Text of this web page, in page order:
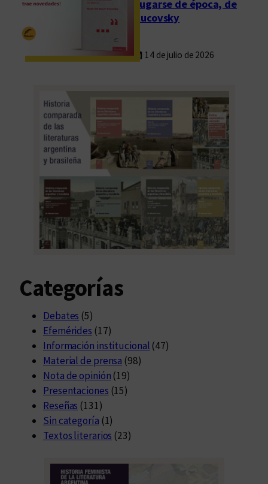
Fugarse de época, de
Rucovsky
14 de julio de 2026
Categorías
Debates (5)
Efemérides (17)
Información institucional (47)
Material de prensa (98)
Nota de opinión (19)
Presentaciones (15)
Reseñas (131)
Sin categoría (1)
Textos literarios (23)